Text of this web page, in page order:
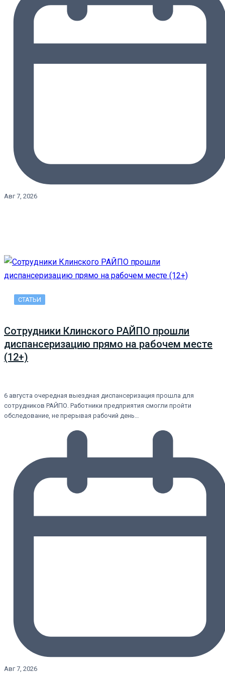
Авг 7, 2026
СТАТЬИ
Сотрудники Клинского РАЙПО прошли
диспансеризацию прямо на рабочем месте
(12+)
6 августа очередная выездная диспансеризация прошла для
сотрудников РАЙПО. Работники предприятия смогли пройти
обследование, не прерывая рабочий день…
Авг 7, 2026